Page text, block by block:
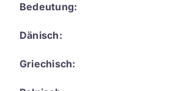
Bedeutung:
Dänisch:
Griechisch: